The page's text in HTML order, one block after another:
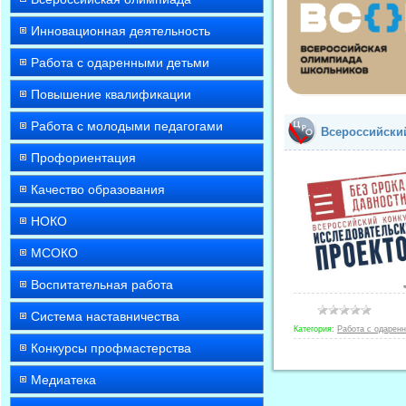
Инновационная деятельность
Работа с одаренными детьми
Повышение квалификации
Работа с молодыми педагогами
Профориентация
Качество образования
НОКО
МСОКО
Воспитательная работа
Система наставничества
Конкурсы профмастерства
Медиатека
Категория: Работа с